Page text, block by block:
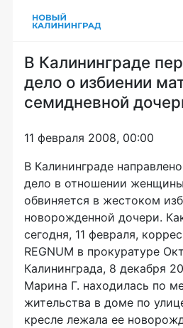
В Калининграде
дело о избиении
семидневной
11 февраля 2008, 00:00
В Калининграде
дело в отношении
обвиняется в жестоком
новорожденной дочери.
сегодня, 11 февраля,
REGNUM в прокуратуре
Калининграда, 8 декабря
Марина Г. находилась по
жительства в доме по
кресле лежала ее